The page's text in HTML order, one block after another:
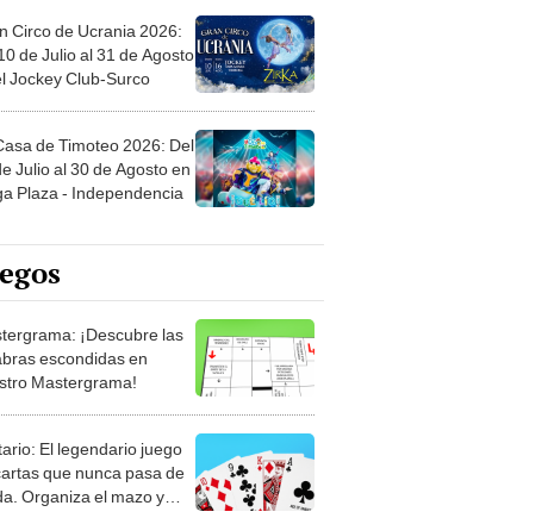
de Julio al 31 de Agosto
Jockey Club-Surco
Julio al 30 de Agosto en
Plaza - Independencia
escondidas en
Mastergrama!
que nunca pasa de
Organiza el mazo y
tu habilidad.